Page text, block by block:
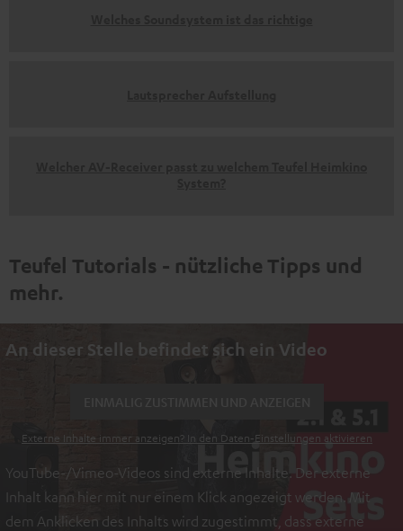
Teufel Tutorials - nützliche Tipps und
mehr.
An dieser Stelle befindet sich ein Video
Externe Inhalte immer anzeigen? In den Daten‑Einstellungen aktivieren
YouTube-/Vimeo-Videos sind externe Inhalte. Der externe
Inhalt kann hier mit nur einem Klick angezeigt werden. Mit
dem Anklicken des Inhalts wird zugestimmt, dass externe